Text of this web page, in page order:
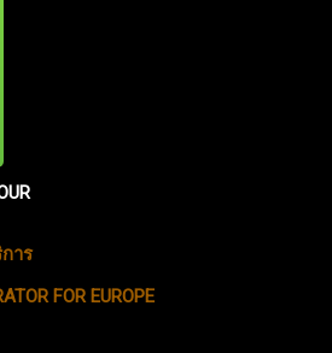
าร
FOR EUROPE